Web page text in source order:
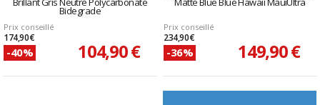
Bidegrade
Prix conseillé
174,90 €
-40% 104,90 €
Prix conseillé
234,90 €
-36% 149,90 €